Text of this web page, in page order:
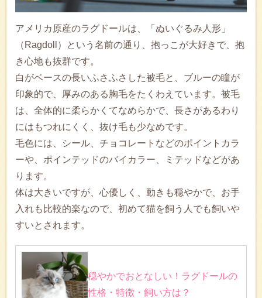
アメリカ原産のラグドールは、「ぬいぐるみ人形」
（Ragdoll）という名前の通り、抱っこが大好きで、抱
き心地も抜群です。
白がベースの長いふさふさした被毛と、ブルーの瞳が
印象的で、厚みのある胸毛をたくわえています。被毛
は、全体的に柔らかくてなめらかで、長さがあるわり
にはもつれにくく、抜け毛も少なめです。
毛色には、シール、チョコレートなどのポイントカラ
ーや、ポインテッドのバイカラー、ミテッドなどがあ
ります。
体は大きいですが、心優しく、動きも穏やかで、お手
入れも比較的楽なので、初めて猫を飼う人でも飼いや
すいとされます。
穏やかでおとなしい！ラグドールの
性格・特徴・飼い方は？